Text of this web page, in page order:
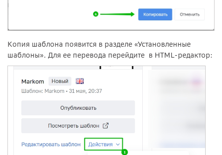
Копия шаблона появится в разделе «Установленные
шаблоны». Для ее перевода перейдите в HTML-редактор: